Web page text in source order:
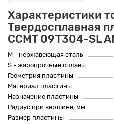
Характеристики
Твердосплавная
CCMT 09T304-SL
M - нержавеющая сталь
S - жаропрочные сплавы
Геометрия пластины
Материал пластины
Назначение пластины
Радиус при вершине, мм
Размер пластины